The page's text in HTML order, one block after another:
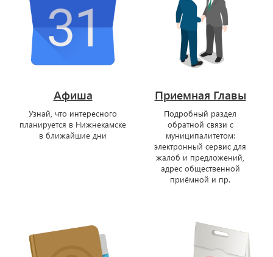
Афиша
Узнай, что интересного
планируется в Нижнекамске
в ближайшие дни
Приемная Главы
Подробный раздел
обратной связи с
муниципалитетом:
электронный сервис для
жалоб и предложений,
адрес общественной
приёмной и пр.